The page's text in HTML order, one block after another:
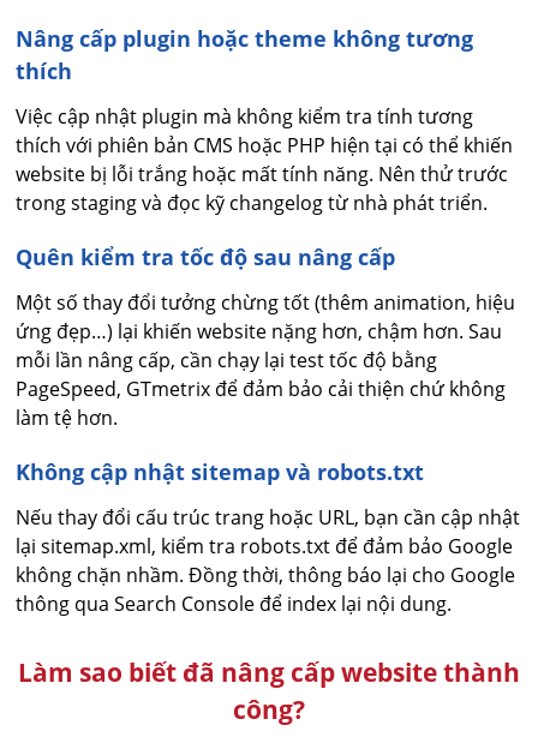
Nâng cấp plugin hoặc theme không tương
thích
Việc cập nhật plugin mà không kiểm tra tính tương
thích với phiên bản CMS hoặc PHP hiện tại có thể khiến
website bị lỗi trắng hoặc mất tính năng. Nên thử trước
trong staging và đọc kỹ changelog từ nhà phát triển.
Quên kiểm tra tốc độ sau nâng cấp
Một số thay đổi tưởng chừng tốt (thêm animation, hiệu
ứng đẹp…) lại khiến website nặng hơn, chậm hơn. Sau
mỗi lần nâng cấp, cần chạy lại test tốc độ bằng
PageSpeed, GTmetrix để đảm bảo cải thiện chứ không
làm tệ hơn.
Không cập nhật sitemap và robots.txt
Nếu thay đổi cấu trúc trang hoặc URL, bạn cần cập nhật
lại sitemap.xml, kiểm tra robots.txt để đảm bảo Google
không chặn nhầm. Đồng thời, thông báo lại cho Google
thông qua Search Console để index lại nội dung.
Làm sao biết đã nâng cấp website thành
công?